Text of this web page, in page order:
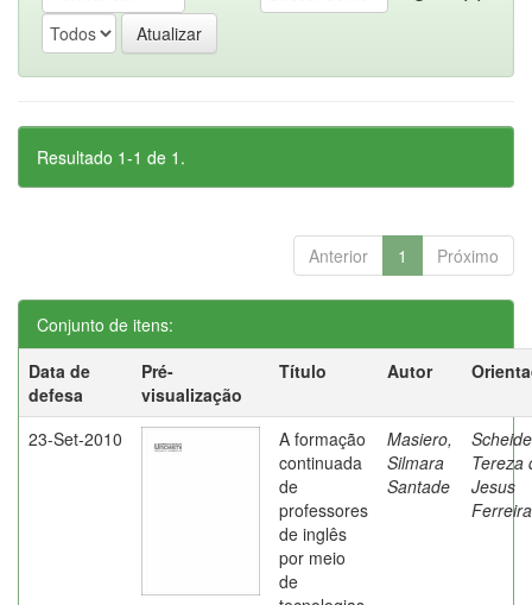
Resultado 1-1 de 1.
Anterior 1 Próximo
Conjunto de itens:
Data de
defesa
Pré-
visualização
Título Autor
23-Set-2010
A formação
continuada
de
professores
de inglês
por meio
de
Masiero,
Silmara
Santade
Tereza
Jesus
Ferreira